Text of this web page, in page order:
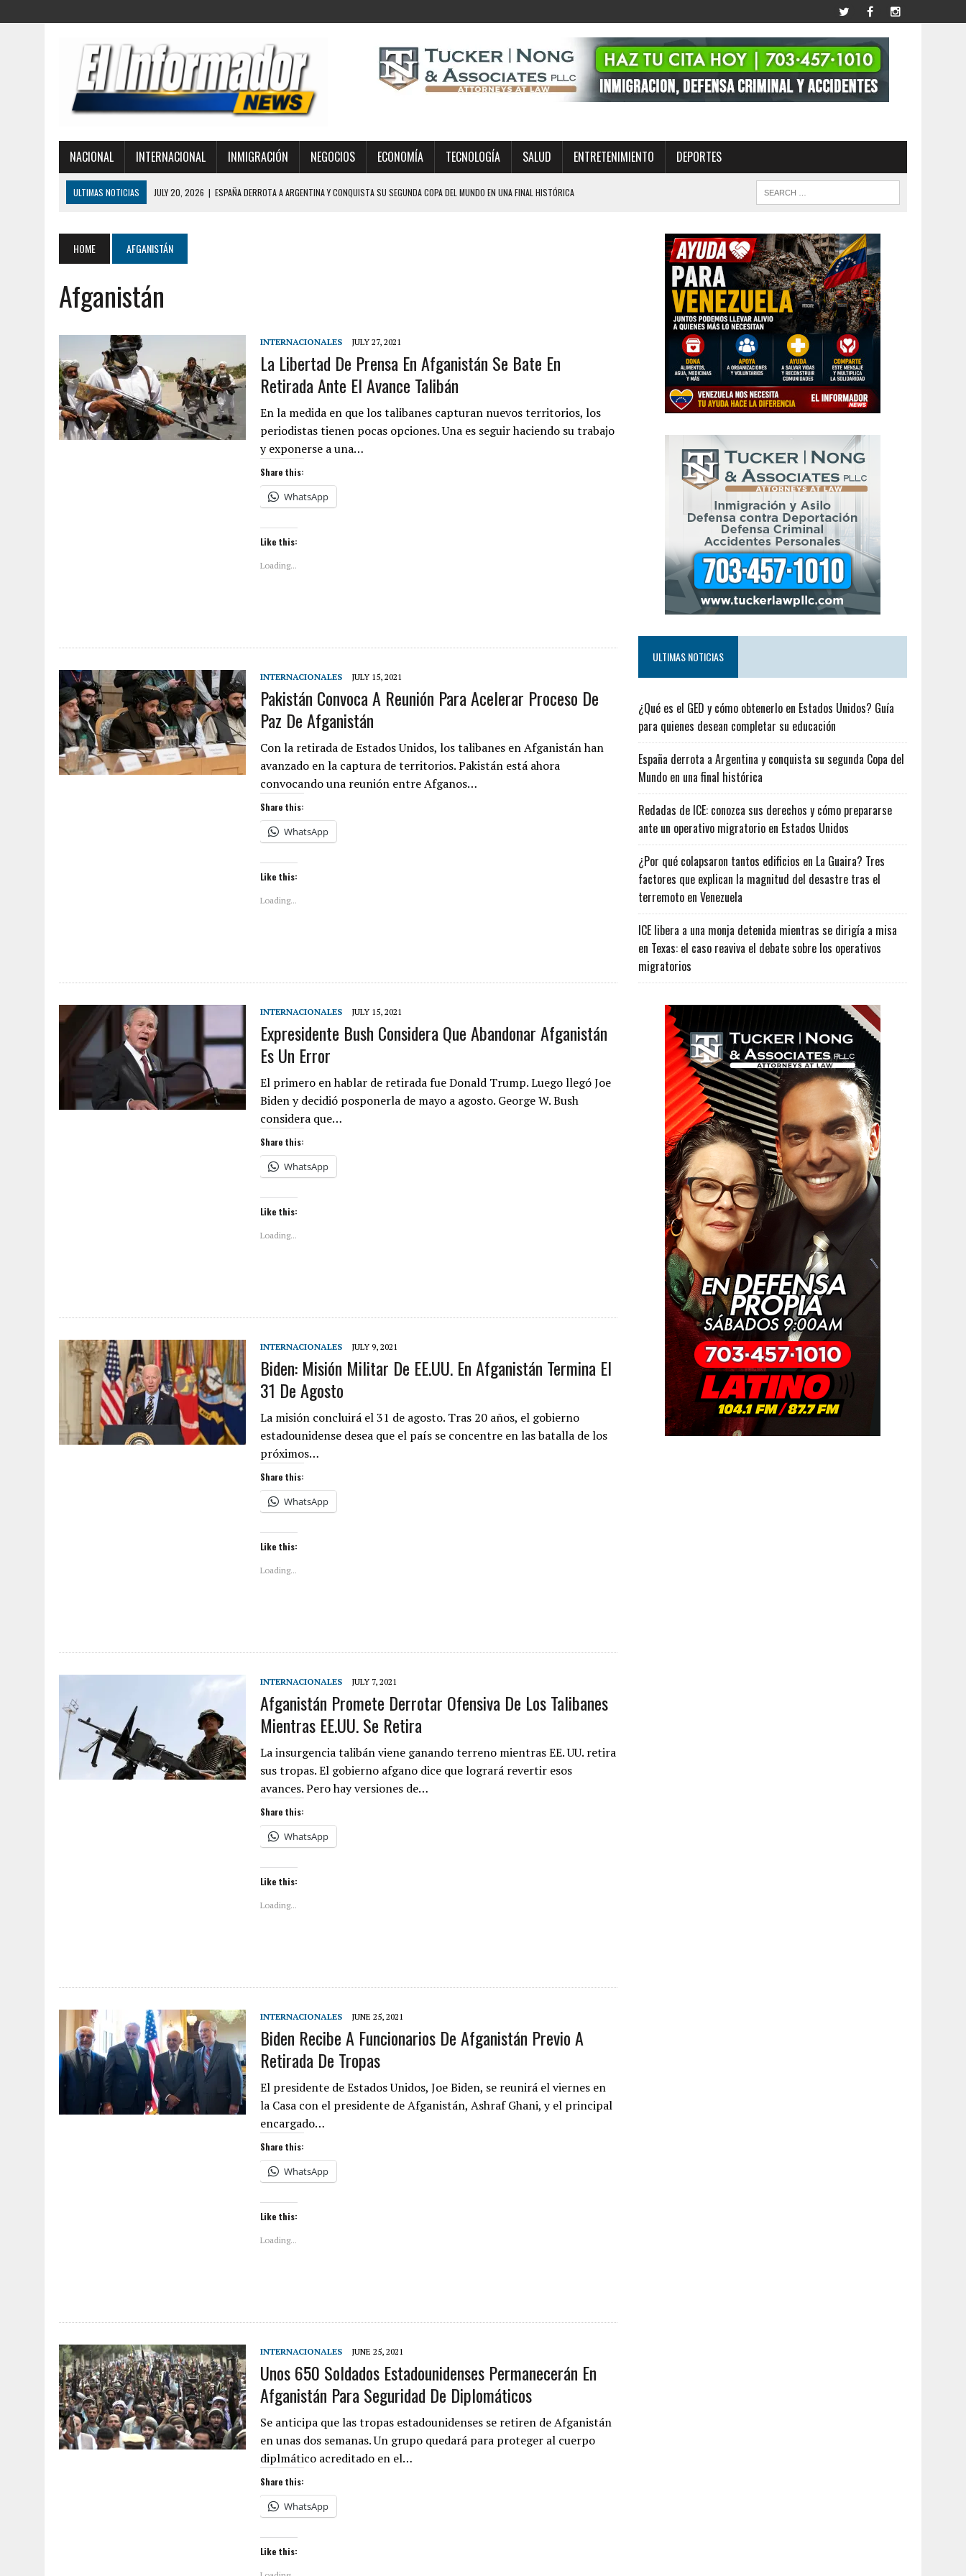
NACIONAL INTERNACIONAL INMIGRACIÓN NEGOCIOS ECONOMÍA TECNOLOGÍA SALUD ENTRETENIMIENTO DEPORTES
ULTIMAS NOTICIAS JULY 20, 2026 | ESPAÑA DERROTA A ARGENTINA Y CONQUISTA SU SEGUNDA COPA DEL MUNDO EN UNA FINAL HISTÓRICA
¿POR QUÉ COLAPSARON TANTOS EDIFICIOS EN LA GUAIRA? TRES FACTORES QUE EXPLICAN LA MAGNITUD DEL DESASTRE TRAS EL
TERREMOTO EN VENEZUELA
JULY 1, 2026
ICE LIBERA A UNA MONJA DETENIDA MIENTRAS SE DIRIGÍA A MISA EN TEXAS: EL CASO REAVIVA EL DEBATE SOBRE LOS OPERATIVOS
MIGRATORIOS
JULY 1, 2026 | LA CORTE SUPREMA REAFIRMA LA CIUDADANÍA POR NACIMIENTO EN ESTADOS UNIDOS: QUÉ SIGNIFICA EL FALLO PARA MILLONES DE
FAMILIAS INMIGRANTES
JULY 28, 2026 | ¿QUÉ ES EL GED Y CÓMO OBTENERLO EN ESTADOS UNIDOS? GUÍA PARA QUIENES DESEAN COMPLETAR SU EDUCACIÓN
HOME AFGANISTÁN
Afganistán
INTERNACIONALES JULY 27, 2021
La Libertad De Prensa En Afganistán Se Bate En
Retirada Ante El Avance Talibán
En la medida en que los talibanes capturan nuevos territorios, los
periodistas tienen pocas opciones. Una es seguir haciendo su trabajo
y exponerse a una…
Share this:
WhatsApp
Like this:
Loading...
INTERNACIONALES JULY 15, 2021
Pakistán Convoca A Reunión Para Acelerar Proceso De
Paz De Afganistán
Con la retirada de Estados Unidos, los talibanes en Afganistán han
avanzado en la captura de territorios. Pakistán está ahora
convocando una reunión entre Afganos…
Share this:
WhatsApp
Like this:
Loading...
INTERNACIONALES JULY 15, 2021
Expresidente Bush Considera Que Abandonar Afganistán
Es Un Error
El primero en hablar de retirada fue Donald Trump. Luego llegó Joe
Biden y decidió posponerla de mayo a agosto. George W. Bush
considera que…
Share this:
WhatsApp
Like this:
Loading...
INTERNACIONALES JULY 9, 2021
Biden: Misión Militar De EE.UU. En Afganistán Termina El
31 De Agosto
La misión concluirá el 31 de agosto. Tras 20 años, el gobierno
estadounidense desea que el país se concentre en las batalla de los
próximos…
Share this:
WhatsApp
Like this:
Loading...
INTERNACIONALES JULY 7, 2021
Afganistán Promete Derrotar Ofensiva De Los Talibanes
Mientras EE.UU. Se Retira
La insurgencia talibán viene ganando terreno mientras EE. UU. retira
sus tropas. El gobierno afgano dice que logrará revertir esos
avances. Pero hay versiones de…
Share this:
WhatsApp
Like this:
Loading...
INTERNACIONALES JUNE 25, 2021
Biden Recibe A Funcionarios De Afganistán Previo A
Retirada De Tropas
El presidente de Estados Unidos, Joe Biden, se reunirá el viernes en
la Casa con el presidente de Afganistán, Ashraf Ghani, y el principal
encargado…
Share this:
WhatsApp
Like this:
Loading...
INTERNACIONALES JUNE 25, 2021
Unos 650 Soldados Estadounidenses Permanecerán En
Afganistán Para Seguridad De Diplomáticos
Se anticipa que las tropas estadounidenses se retiren de Afganistán
en unas dos semanas. Un grupo quedará para proteger al cuerpo
diplmático acreditado en el…
Share this:
WhatsApp
Like this:
ULTIMAS NOTICIAS
¿Qué es el GED y cómo obtenerlo en Estados Unidos? Guía
para quienes desean completar su educación
España derrota a Argentina y conquista su segunda Copa del
Mundo en una final histórica
Redadas de ICE: conozca sus derechos y cómo prepararse
ante un operativo migratorio en Estados Unidos
¿Por qué colapsaron tantos edificios en La Guaira? Tres
factores que explican la magnitud del desastre tras el
terremoto en Venezuela
ICE libera a una monja detenida mientras se dirigía a misa
en Texas: el caso reaviva el debate sobre los operativos
migratorios